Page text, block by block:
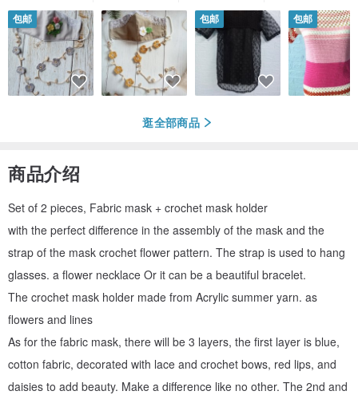
包邮 包邮 包邮
逛全部商品
商品介绍
Set of 2 pieces, Fabric mask + crochet mask holder
with the perfect difference in the assembly of the mask and the
strap of the mask crochet flower pattern. The strap is used to hang
glasses. a flower necklace Or it can be a beautiful bracelet.
The crochet mask holder made from Acrylic summer yarn. as
flowers and lines
As for the fabric mask, there will be 3 layers, the first layer is blue,
cotton fabric, decorated with lace and crochet bows, red lips, and
daisies to add beauty. Make a difference like no other. The 2nd and